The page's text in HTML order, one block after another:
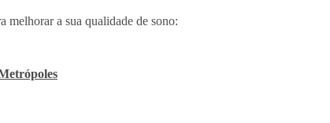
melhorar a sua qualidade de sono: